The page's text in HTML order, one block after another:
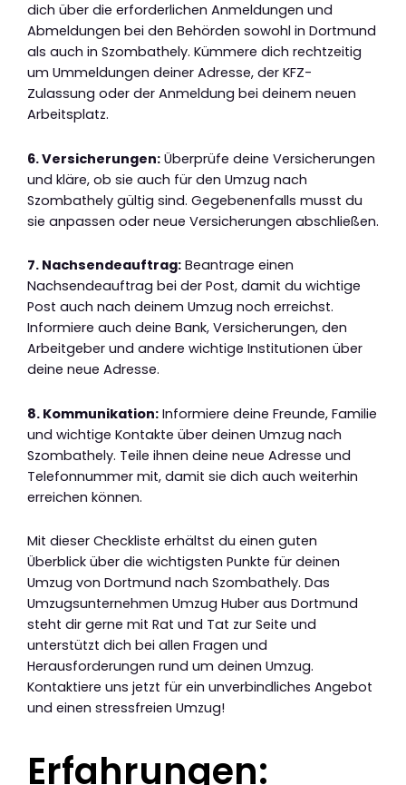
dich über die erforderlichen Anmeldungen und
Abmeldungen bei den Behörden sowohl in Dortmund
als auch in Szombathely. Kümmere dich rechtzeitig
um Ummeldungen deiner Adresse, der KFZ-
Zulassung oder der Anmeldung bei deinem neuen
Arbeitsplatz.
6. Versicherungen: Überprüfe deine Versicherungen
und kläre, ob sie auch für den Umzug nach
Szombathely gültig sind. Gegebenenfalls musst du
sie anpassen oder neue Versicherungen abschließen.
7. Nachsendeauftrag: Beantrage einen
Nachsendeauftrag bei der Post, damit du wichtige
Post auch nach deinem Umzug noch erreichst.
Informiere auch deine Bank, Versicherungen, den
Arbeitgeber und andere wichtige Institutionen über
deine neue Adresse.
8. Kommunikation: Informiere deine Freunde, Familie
und wichtige Kontakte über deinen Umzug nach
Szombathely. Teile ihnen deine neue Adresse und
Telefonnummer mit, damit sie dich auch weiterhin
erreichen können.
Mit dieser Checkliste erhältst du einen guten
Überblick über die wichtigsten Punkte für deinen
Umzug von Dortmund nach Szombathely. Das
Umzugsunternehmen Umzug Huber aus Dortmund
steht dir gerne mit Rat und Tat zur Seite und
unterstützt dich bei allen Fragen und
Herausforderungen rund um deinen Umzug.
Kontaktiere uns jetzt für ein unverbindliches Angebot
und einen stressfreien Umzug!
Erfahrungen: